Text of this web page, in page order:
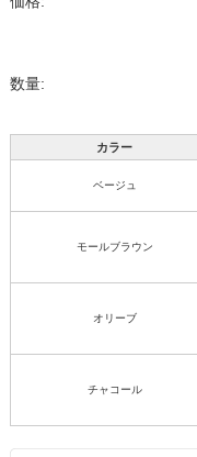
数量:
カラー
ベージュ
モールブラウン
オリーブ
チャコール